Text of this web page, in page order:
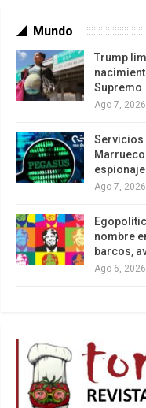
Mundo
Trump
Supremo
Ago 7, 2026
Servicios
espionaje
Ago 7, 2026
nombre
barcos,
Ago 6, 2026